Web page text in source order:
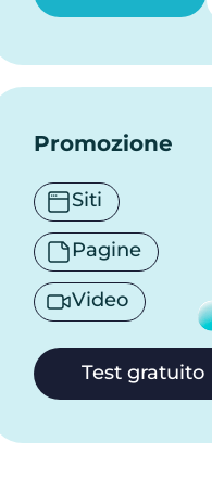
Domande frequenti
Promozione
Siti
Pagine
Video
Test gratuito